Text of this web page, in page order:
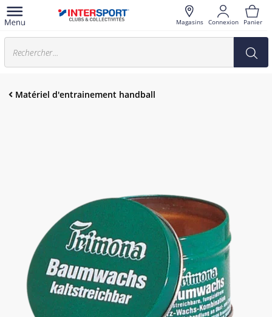
Magasins Connexion Panier
Matériel d'entrainement handball